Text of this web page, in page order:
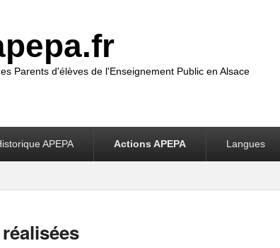
Parents d'élèves de l'Enseignement Public en Alsace
APEPA Actions APEPA Langues